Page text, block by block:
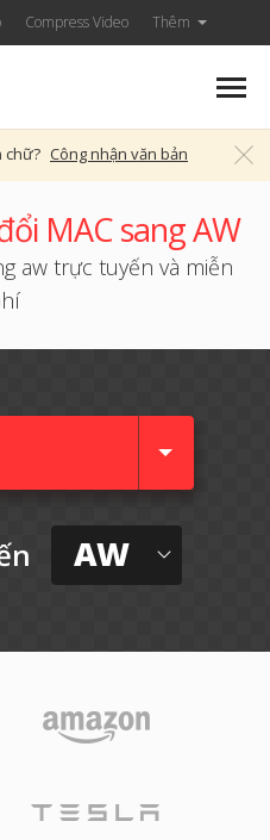
Compress Video Thêm
chữ? Công nhận văn bản
MAC sang AW
aw trực tuyến và miễn
AW